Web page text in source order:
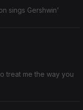
sings Gershwin'
treat me the way you